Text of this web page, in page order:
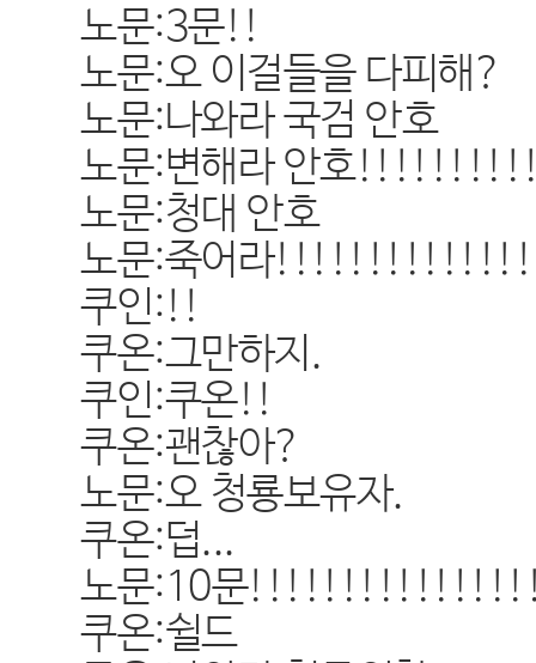
노문:3문!!
노문:오 이걸들을 다피해?
노문:나와라 국검 안호
노문:변해라 안호
노문:청대 안호
노문:죽어라
쿠인:!!
쿠온:그만하지.
쿠인:쿠온!!
쿠온:괜찮아?
노문:오 청룡보유자.
쿠온:덥...
노문:10문
쿠온:쉴드